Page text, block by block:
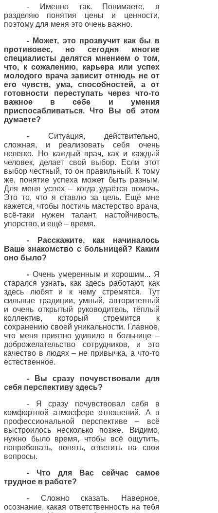
- Именно так. Понимаете, я
разделяю понятия цены и ценности,
поэтому для меня это очень важно.
- Может, это прозвучит как бы в
противовес, но сегодня многие
специалисты делятся мнением о том,
что, к сожалению, карьера или успех
молодого врача зависит отнюдь не от
его чувств, ума, способностей, а от
готовности переступать через что-то
важное в себе и умения
приспосабливаться. Что Вы об этом
думаете?
- Ситуация, действительно,
сложная, и реализовать себя очень
нелегко. Но каждый врач, как и каждый
человек, делает свой выбор. Если этот
выбор честный, то он правильный. К тому
же, понятие успеха может быть разным.
Для меня успех – когда удаётся помочь.
Это то, что я ставлю за цель. Ещё мне
кажется, чтобы постичь мастерство врача,
всё-таки нужен талант, настойчивость,
упорство, и ещё – время.
- Расскажите, как начиналось
Ваше знакомство с больницей? Каким
оно было?
- Очень умеренным и хорошим... Я
старался узнать, как здесь работают, как
здесь любят и к чему стремятся. Тут
сильные традиции, умный, авторитетный
и очень открытый руководитель, тёплый
коллектив, который стремится к
сохранению своей уникальности. Главное,
что меня приятно удивило в больнице –
доброжелательство сотрудников, и это
качество в людях – не привычка, а что-то
естественное.
- Вы сразу почувствовали для
себя перспективу здесь?
- Я сразу почувствовал себя в
комфортной атмосфере отношений. А в
профессиональной перспективе – всё
выстроилось несколько позже. Видимо,
нужно было время, чтобы всё ощутить,
попробовать, понять, ответить на свои
вопросы.
- Что для Вас сейчас самое
трудное в работе?
- Сложно сказать. Наверное,
осознание, какая ответственность на тебя